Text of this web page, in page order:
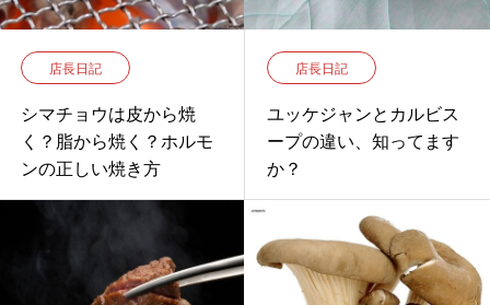
店長日記
シマチョウは皮から焼
く？脂から焼く？ホルモ
ンの正しい焼き方
店長日記
ユッケジャンとカルビス
ープの違い、知ってます
か？